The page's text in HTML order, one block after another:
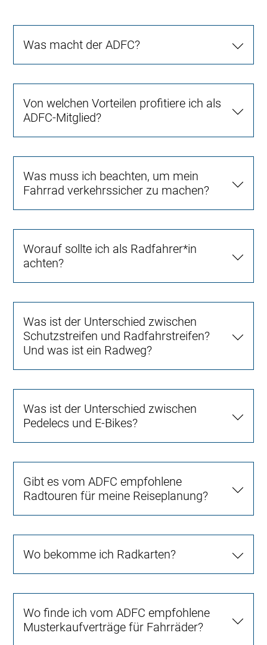
Was macht der ADFC?
Von welchen Vorteilen profitiere ich als
ADFC-Mitglied?
Was muss ich beachten, um mein
Fahrrad verkehrssicher zu machen?
Worauf sollte ich als Radfahrer*in
achten?
Was ist der Unterschied zwischen
Schutzstreifen und Radfahrstreifen?
Und was ist ein Radweg?
Was ist der Unterschied zwischen
Pedelecs und E-Bikes?
Gibt es vom ADFC empfohlene
Radtouren für meine Reiseplanung?
Wo bekomme ich Radkarten?
Wo finde ich vom ADFC empfohlene
Musterkaufverträge für Fahrräder?